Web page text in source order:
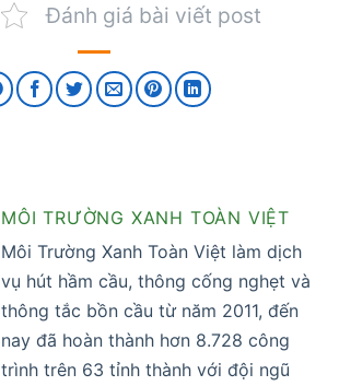
Đánh giá bài viết post
MÔI TRƯỜNG XANH TOÀN VIỆT
Môi Trường Xanh Toàn Việt làm dịch
vụ hút hầm cầu, thông cống nghẹt và
thông tắc bồn cầu từ năm 2011, đến
nay đã hoàn thành hơn 8.728 công
trình trên 63 tỉnh thành với đội ngũ